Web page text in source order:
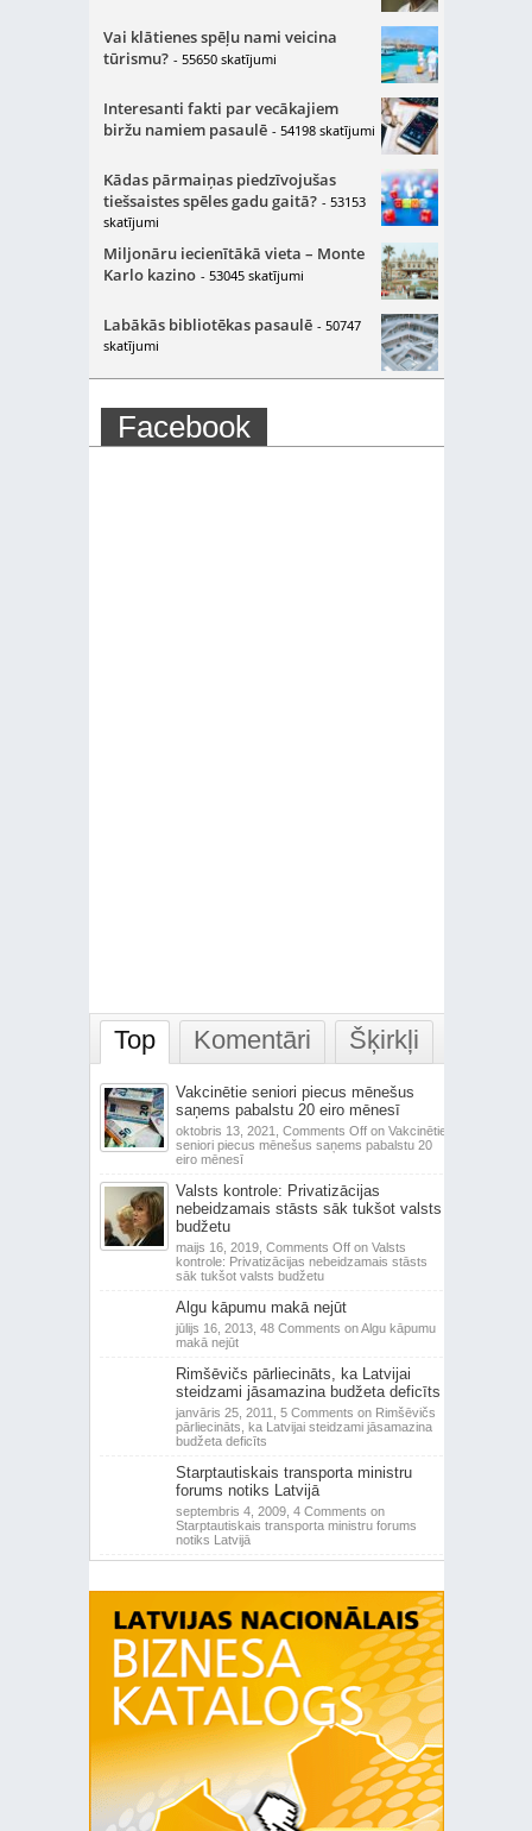
Vai klātienes spēļu nami veicina
tūrismu? - 55650 skatījumi
Interesanti fakti par vecākajiem
biržu namiem pasaulē - 54198 skatījumi
Kādas pārmaiņas piedzīvojušas
tiešsaistes spēles gadu gaitā? - 53153
skatījumi
Miljonāru iecienītākā vieta – Monte
Karlo kazino - 53045 skatījumi
Labākās bibliotēkas pasaulē - 50747
skatījumi
Facebook
Top Komentāri Šķirkļi
Vakcinētie seniori piecus mēnešus
saņems pabalstu 20 eiro mēnesī
oktobris 13, 2021, Comments Offon Vakcinētie
seniori piecus mēnešus saņems pabalstu 20
eiro mēnesī
Valsts kontrole: Privatizācijas
nebeidzamais stāsts sāk tukšot valsts
budžetu
maijs 16, 2019, Comments Offon Valsts
kontrole: Privatizācijas nebeidzamais stāsts
sāk tukšot valsts budžetu
Algu kāpumu makā nejūt
jūlijs 16, 2013, 48 Comments on Algu kāpumu
makā nejūt
Rimšēvičs pārliecināts, ka Latvijai
steidzami jāsamazina budžeta deficīts
janvāris 25, 2011, 5 Comments on Rimšēvičs
pārliecināts, ka Latvijai steidzami jāsamazina
budžeta deficīts
Starptautiskais transporta ministru
forums notiks Latvijā
septembris 4, 2009, 4 Comments on
Starptautiskais transporta ministru forums
notiks Latvijā